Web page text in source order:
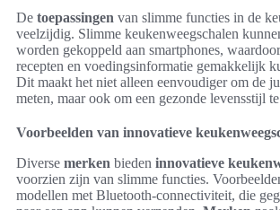
De toepassingen van slimme functies in de
veelzijdig. Slimme keukenweegschalen
worden gekoppeld aan smartphones,
recepten en voedingsinformatie gemakkelijk
Dit maakt het niet alleen eenvoudiger om de
meten, maar ook om een gezonde levensstijl
Voorbeelden van innovatieve
Diverse merken bieden innovatieve
voorzien zijn van slimme functies.
modellen met Bluetooth-connectiviteit, die